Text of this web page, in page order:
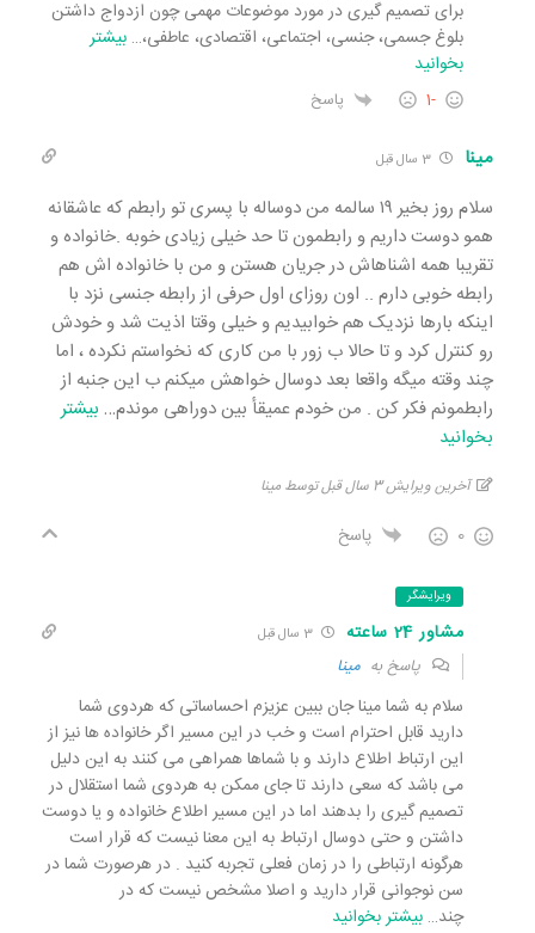
برای تصمیم گیری در مورد موضوعات مهمی چون ازدواج داشتن
بلوغ جسمی، جنسی، اجتماعی، اقتصادی، عاطفی،… بیشتر
بخوانید
-1 پاسخ
مینا 3 سال قبل
سلام روز بخیر ۱۹ سالمه من دوساله با پسری تو رابطم که عاشقانه
همو دوست داریم و رابطمون تا حد خیلی زیادی خوبه .خانواده و
تقریبا همه اشناهاش در جریان هستن و من با خانواده اش هم
رابطه خوبی دارم .. اون روزای اول حرفی از رابطه جنسی نزد با
اینکه بارها نزدیک هم خوابیدیم و خیلی وقتا اذیت شد و خودش
رو کنترل کرد و تا حالا ب زور با من کاری که نخواستم نکرده ، اما
چند وقته میگه واقعا بعد دوسال خواهش میکنم ب این جنبه از
رابطمونم فکر کن . من خودم عمیقأ بین دوراهی موندم… بیشتر
بخوانید
آخرین ویرایش 3 سال قبل توسط مینا
0 پاسخ
ویرایشگر
مشاور 24 ساعته 3 سال قبل
پاسخ به مینا
سلام به شما مینا جان ببین عزیزم احساساتی که هردوی شما
دارید قابل احترام است و خب در این مسیر اگر خانواده ها نیز از
این ارتباط اطلاع دارند و با شماها همراهی می کنند به این دلیل
می باشد که سعی دارند تا جای ممکن به هردوی شما استقلال در
تصمیم گیری را بدهند اما در این مسیر اطلاع خانواده و یا دوست
داشتن و حتی دوسال ارتباط به این معنا نیست که قرار است
هرگونه ارتباطی را در زمان فعلی تجربه کنید . در هرصورت شما در
سن نوجوانی قرار دارید و اصلا مشخص نیست که در
چند… بیشتر بخوانید